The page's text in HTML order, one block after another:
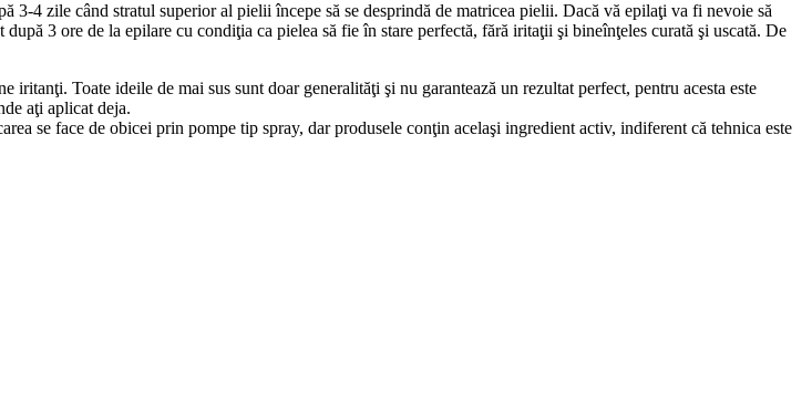
3-4 zile când stratul superior al pielii începe să se desprindă de matricea pielii. Dacă vă epilaţi va fi nevoie să
3 ore de la epilare cu condiţia ca pielea să fie în stare perfectă, fără iritaţii şi bineînţeles curată şi uscată. De
Toate ideile de mai sus sunt doar generalităţi şi nu garantează un rezultat perfect, pentru acesta este
aţi aplicat deja.
se face de obicei prin pompe tip spray, dar produsele conţin acelaşi ingredient activ, indiferent că tehnica este